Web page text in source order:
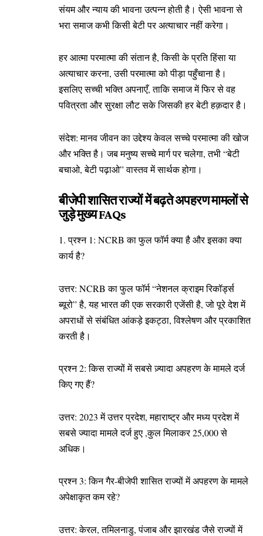
संयम और न्याय की भावना उत्पन्न होती है। ऐसी भावना से
भरा समाज कभी किसी बेटी पर अत्याचार नहीं करेगा।
हर आत्मा परमात्मा की संतान है, किसी के प्रति हिंसा या
अत्याचार करना, उसी परमात्मा को पीड़ा पहुँचाना है।
इसलिए सच्ची भक्ति अपनाएँ, ताकि समाज में फिर से वह
पवित्रता और सुरक्षा लौट सके जिसकी हर बेटी हक़दार है।
संदेश: मानव जीवन का उद्देश्य केवल सच्चे परमात्मा की खोज
और भक्ति है। जब मनुष्य सच्चे मार्ग पर चलेगा, तभी “बेटी
बचाओ, बेटी पढ़ाओ” वास्तव में सार्थक होगा।
बीजेपी शासित राज्यों में बढ़ते अपहरण मामलों से
जुड़े मुख्य FAQs
1. प्रश्न 1: NCRB का फुल फॉर्म क्या है और इसका क्या
कार्य है?
उत्तर: NCRB का फुल फॉर्म “नेशनल क्राइम रिकॉर्ड्स
ब्यूरो” है, यह भारत की एक सरकारी एजेंसी है, जो पूरे देश में
अपराधों से संबंधित आंकड़े इकट्ठा, विश्लेषण और प्रकाशित
करती है।
प्रश्न 2: किस राज्यों में सबसे ज़्यादा अपहरण के मामले दर्ज
किए गए हैं?
उत्तर: 2023 में उत्तर प्रदेश, महाराष्ट्र और मध्य प्रदेश में
सबसे ज्यादा मामले दर्ज हुए ,कुल मिलाकर 25,000 से
अधिक।
प्रश्न 3: किन गैर-बीजेपी शासित राज्यों में अपहरण के मामले
अपेक्षाकृत कम रहे?
उत्तर: केरल, तमिलनाडु, पंजाब और झारखंड जैसे राज्यों में